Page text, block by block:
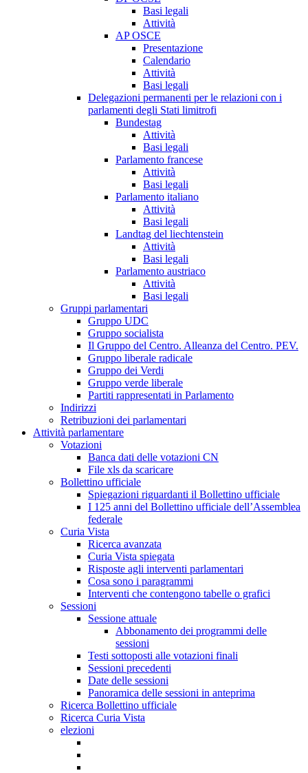
Basi legali
Attività
AP OSCE
Presentazione
Calendario
Attività
Basi legali
Delegazioni permanenti per le relazioni con i
parlamenti degli Stati limitrofi
Bundestag
Attività
Basi legali
Parlamento francese
Attività
Basi legali
Parlamento italiano
Attività
Basi legali
Landtag del liechtenstein
Attività
Basi legali
Parlamento austriaco
Attività
Basi legali
Gruppi parlamentari
Gruppo UDC
Gruppo socialista
Il Gruppo del Centro. Alleanza del Centro. PEV.
Gruppo liberale radicale
Gruppo dei Verdi
Gruppo verde liberale
Partiti rappresentati in Parlamento
Indirizzi
Retribuzioni dei parlamentari
Attività parlamentare
Votazioni
Banca dati delle votazioni CN
File xls da scaricare
Bollettino ufficiale
Spiegazioni riguardanti il Bollettino ufficiale
I 125 anni del Bollettino ufficiale dell’Assemblea
federale
Curia Vista
Ricerca avanzata
Curia Vista spiegata
Risposte agli interventi parlamentari
Cosa sono i paragrammi
Interventi che contengono tabelle o grafici
Sessioni
Sessione attuale
Abbonamento dei programmi delle
sessioni
Testi sottoposti alle votazioni finali
Sessioni precedenti
Date delle sessioni
Panoramica delle sessioni in anteprima
Ricerca Bollettino ufficiale
Ricerca Curia Vista
elezioni